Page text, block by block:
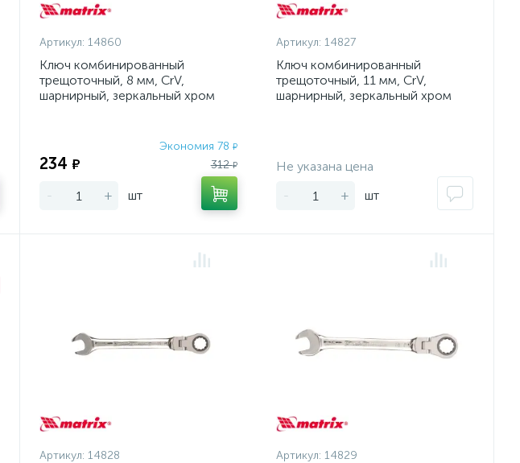
Артикул: 14860
Ключ комбинированный
трещоточный, 8 мм, CrV,
шарнирный, зеркальный хром
Экономия 78 ₽
234 ₽ 312₽
- + шт
Артикул: 14827
Ключ комбинированный
трещоточный, 11 мм, CrV,
шарнирный, зеркальный хром
Не указана цена
-
+ шт
Артикул: 14828 Артикул: 14829